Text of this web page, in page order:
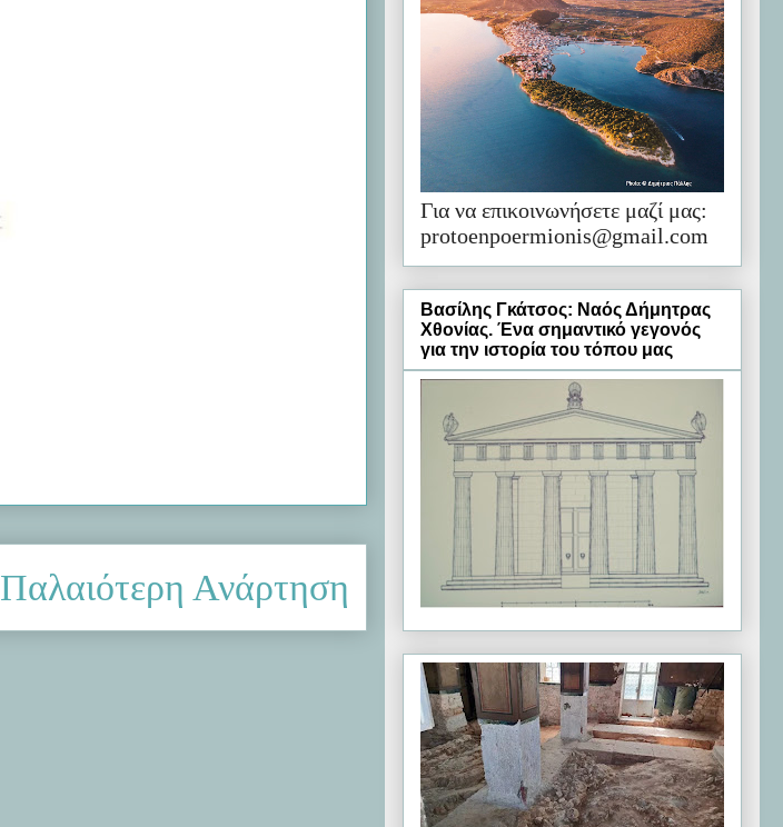
Παλαιότερη Ανάρτηση
Για να επικοινωνήσετε μαζί μας:
protoenpoermionis@gmail.com
Βασίλης Γκάτσος: Ναός Δήμητρας
Χθονίας. Ένα σημαντικό γεγονός
για την ιστορία του τόπου μας